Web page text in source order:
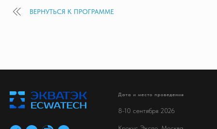
ВЕРНУТЬСЯ К ПРОГРАММЕ
Дата и место проведения
8-10 сентября 2026